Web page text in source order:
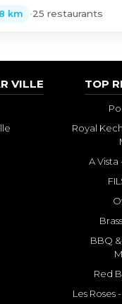
km •25 restaurants
VILLE TOP
Royal
A
BBQ
Red
Les Roses